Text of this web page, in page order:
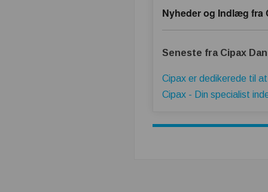
Nyheder og Indlæg fra
Seneste fra Cipax
Cipax er dedikerede til
Cipax - Din specialist